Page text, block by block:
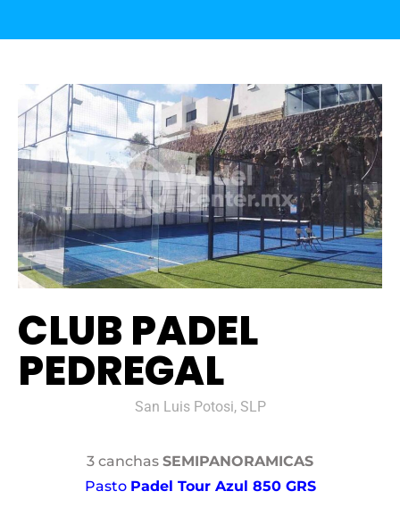
CLUB PADEL
PEDREGAL
San Luis Potosi, SLP
3 canchas SEMIPANORAMICAS
Pasto Padel Tour Azul 850 GRS